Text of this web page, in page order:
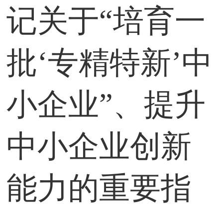
记关于“培育一
批‘专精特新’中
小企业”、提升
中小企业创新
能力的重要指